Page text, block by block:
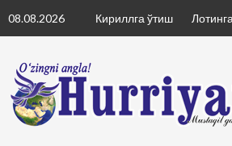
to
08.08.2026 Кириллга ўтиш